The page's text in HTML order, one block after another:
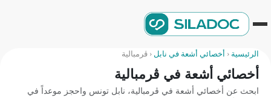
الرئيسية‹أخصائي أشعة في نابل‹ڨرمبالية
أخصائي أشعة في ڨرمبالية
ابحث عن أخصائي أشعة في ڨرمبالية، نابل تونس واحجز موعداً في